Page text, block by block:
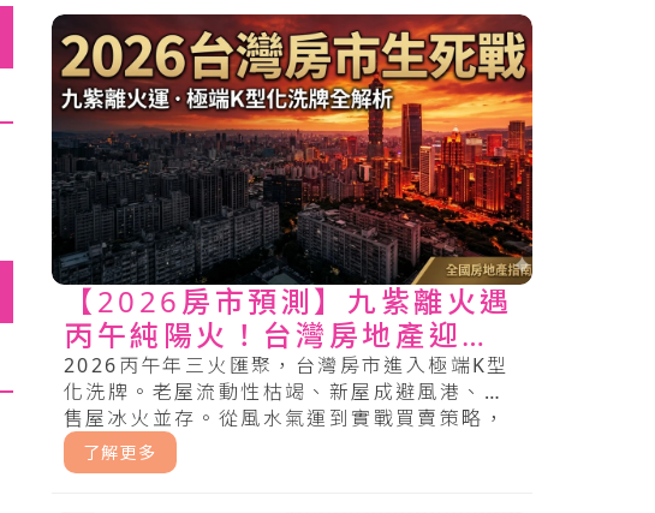
【2026房市預測】九紫離火遇
丙午純陽火！台灣房地產迎火
運洗牌，中古屋、預售屋買賣
求生指南
2026丙午年三火匯聚，台灣房市進入極端K型
化洗牌。老屋流動性枯竭、新屋成避風港、預
售屋冰火並存。從風水氣運到實戰買賣策略，
解析九紫離火運下，哪些房產將噴發，哪些將
成焦土。.....
了解更多